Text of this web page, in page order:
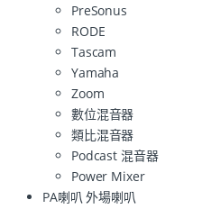
PreSonus
RODE
Tascam
Yamaha
Zoom
數位混音器
類比混音器
Podcast 混音器
Power Mixer
PA喇叭 外場喇叭